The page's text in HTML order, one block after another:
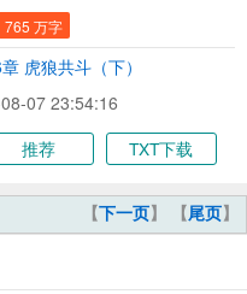
765 万字
虎狼共斗（下）
07 23:54:16
推荐 TXT下载
【下一页】 【尾页】